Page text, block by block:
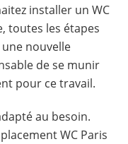
installer un WC
toutes les étapes
nouvelle
de se munir
pour ce travail.
au besoin.
WC Paris